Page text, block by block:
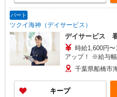
パート
ツクイ海神（デイサービス）
デイサービス
時給1,600円〜1,700円 ★土日
アップ！ ※給与
千葉県船橋市
キープ